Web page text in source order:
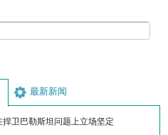
最新新闻
卫巴勒斯坦问题上立场坚定